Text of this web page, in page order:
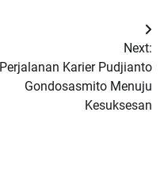
Next:
Perjalanan Karier Pudjianto
Gondosasmito Menuju
Kesuksesan